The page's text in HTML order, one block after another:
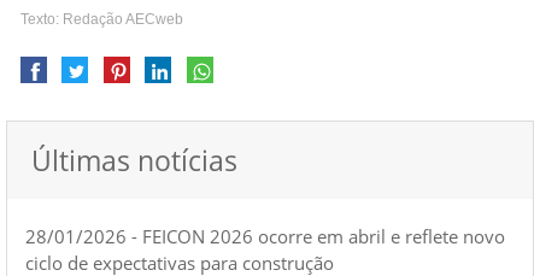
Texto: Redação AECweb
Últimas notícias
28/01/2026 - FEICON 2026 ocorre em abril e reflete novo
ciclo de expectativas para construção